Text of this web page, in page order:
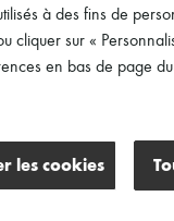
à des fins de
cliquer sur «
en bas de page
les cookies